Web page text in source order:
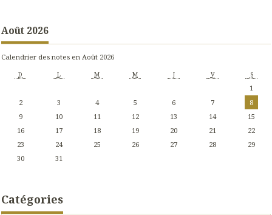
Août 2026
Calendrier des notes en Août 2026
D L M M J V S
1
2
3 4 5 6 7
8
9
10 11 12 13 14
15
16
17 18 19 20 21
22
23
24 25 26 27 28
29
30
31
Catégories